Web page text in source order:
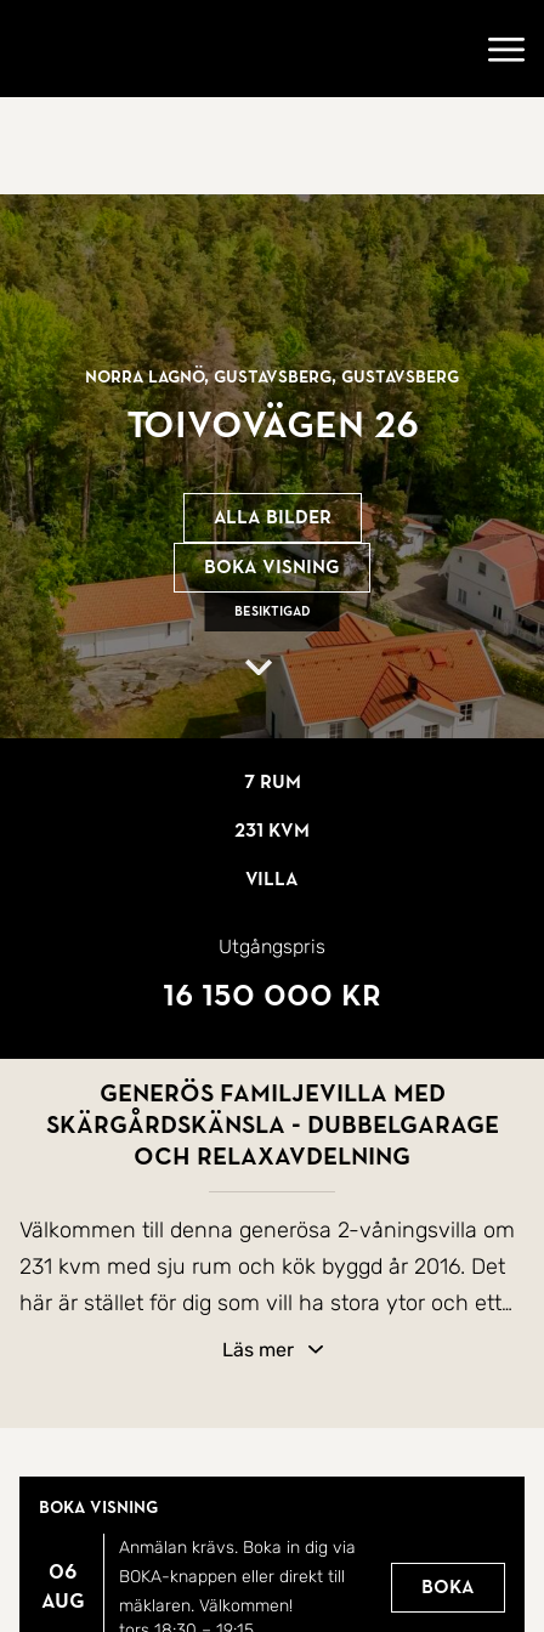
Norra Lagnö, Gustavsberg, Gustavsberg
Toivovägen 26
Besiktigad
Alla bilder
Boka visning
7 rum
231 kvm
Villa
Utgångspris
16 150 000 kr
Generös familjevilla med
skärgårdskänsla - dubbelgarage
och relaxavdelning
Välkommen till denna generösa 2-våningsvilla om
231 kvm med sju rum och kök byggd år 2016. Det
här är stället för dig som vill ha stora ytor och ett
bekymmersfritt och bra boende på Norra Lagnö -
fastighetsskatt i ytterligare fem år. Bjud hem dina
vänner för trevlig samvaro eller ta stigen ner till
badplatsen!
Läs mer
Boka visning
06
aug
Anmälan krävs. Boka in dig via
BOKA-knappen eller direkt till
mäklaren. Välkommen!
Boka